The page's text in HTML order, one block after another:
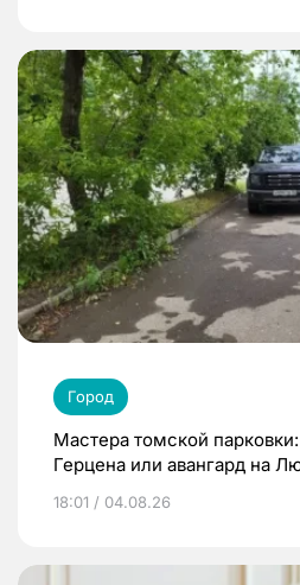
Город
Мастера томской
Герцена или авангард на
18:01 / 04.08.26